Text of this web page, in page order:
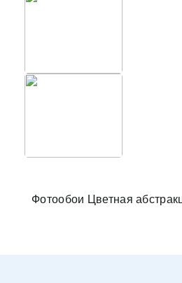
Фотообои Цветная